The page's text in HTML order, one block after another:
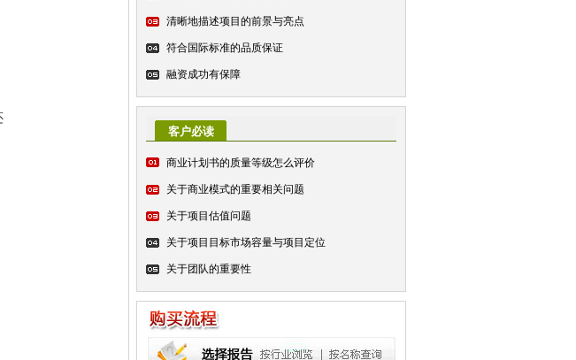
清晰地描述项目的前景与亮点
符合国际标准的品质保证
融资成功有保障
客户必读
商业计划书的质量等级怎么评价
关于商业模式的重要相关问题
关于项目估值问题
关于项目目标市场容量与项目定位
关于团队的重要性